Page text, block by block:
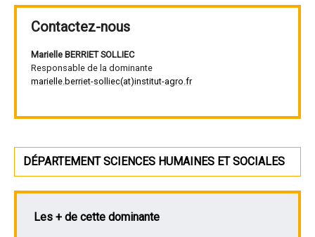
Contactez-nous
Marielle BERRIET SOLLIEC
Responsable de la dominante
marielle.berriet-solliec(at)institut-agro.fr
DÉPARTEMENT SCIENCES HUMAINES ET SOCIALES
Les + de cette dominante